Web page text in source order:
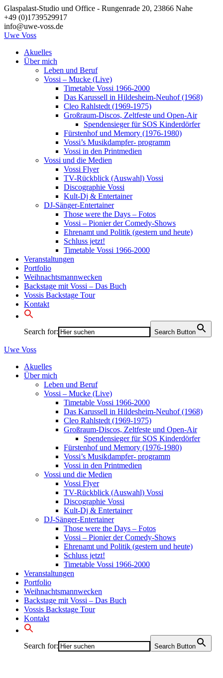
Zum
Inhalt
springen
Glaspalast-Studio und Office - Rungenrade 20, 23866 Nahe
+49 (0)1739529917
info@uwe-voss.de
Uwe Voss
Akuelles
Über mich
Leben und Beruf
Vossi – Mucke (Live)
Timetable Vossi 1966-2000
Das Karussell in Hildesheim-Neuhof (1968)
Cleo Rahlstedt (1969-1975)
Großraum-Discos, Zeltfeste und Open-Air
Spendensieger für SOS Kinderdörfer
Fürstenhof und Memory (1976-1980)
Vossi’s Musikdampfer- programm
Vossi in den Printmedien
Vossi und die Medien
Vossi Flyer
TV-Rückblick (Auswahl) Vossi
Discographie Vossi
Kult-Dj & Entertainer
DJ-Sänger-Entertainer
Those were the Days – Fotos
Vossi – Pionier der Comedy-Shows
Ehrenamt und Politik (gestern und heute)
Schluss jetzt!
Timetable Vossi 1966-2000
Veranstaltungen
Portfolio
Weihnachtsmannwecken
Backstage mit Vossi – Das Buch
Vossis Backstage Tour
Kontakt
Search for: Search Button
Uwe Voss
Akuelles
Über mich
Leben und Beruf
Vossi – Mucke (Live)
Timetable Vossi 1966-2000
Das Karussell in Hildesheim-Neuhof (1968)
Cleo Rahlstedt (1969-1975)
Großraum-Discos, Zeltfeste und Open-Air
Spendensieger für SOS Kinderdörfer
Fürstenhof und Memory (1976-1980)
Vossi’s Musikdampfer- programm
Vossi in den Printmedien
Vossi und die Medien
Vossi Flyer
TV-Rückblick (Auswahl) Vossi
Discographie Vossi
Kult-Dj & Entertainer
DJ-Sänger-Entertainer
Those were the Days – Fotos
Vossi – Pionier der Comedy-Shows
Ehrenamt und Politik (gestern und heute)
Schluss jetzt!
Timetable Vossi 1966-2000
Veranstaltungen
Portfolio
Weihnachtsmannwecken
Backstage mit Vossi – Das Buch
Vossis Backstage Tour
Kontakt
Search for: Search Button